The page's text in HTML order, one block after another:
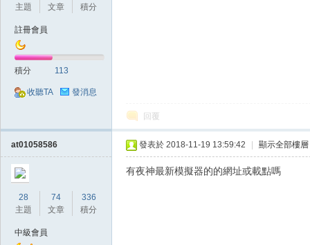
主題
文章
積分
註冊會員
積分 113
收聽TA 發消息
回覆
at01058586
28
主題
74
文章
336
積分
中級會員
發表於 2018-11-19 13:59:42 顯示全部樓層
有夜神最新模擬器的的網址或載點嗎